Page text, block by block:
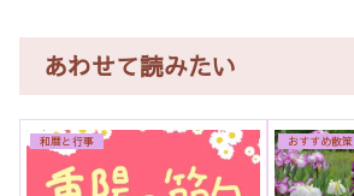
あわせて読みたい
和暦と行事 おすすめ散策